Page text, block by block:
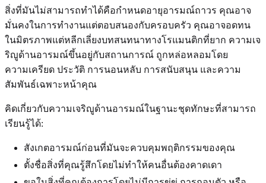
สิ่งที่มันไม่สามารถทำได้คือกำหนดอายุอารมณ์ถาวร คุณอาจ
มั่นคงในการทำงานแต่ตอบสนองกับครอบครัว คุณอาจอดทน
ในมิตรภาพแต่หลีกเลี่ยงบทสนทนาทางโรแมนติกที่ยาก ความเจ
ริญูด้านอารมณ์ขึ้นอยู่กับสถานการณ์ ถูกหล่อหลอมโดย
ความเครียด ประวัติ การนอนหลับ การสนับสนุน และความ
สัมพันธ์เฉพาะหน้าคุณ
คิดเกี่ยวกับความเจริญูด้านอารมณ์ในฐานะชุดทักษะที่สามารถ
เรียนรู้ได้:
สังเกตอารมณ์ก่อนที่มันจะควบคุมพฤติกรรมของคุณ
ตั้งชื่อสิ่งที่คุณรู้สึกโดยไม่ทำให้คนอื่นต้องคาดเดา